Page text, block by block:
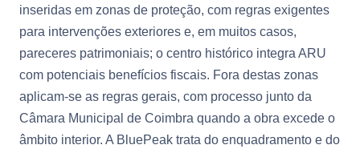
inseridas em zonas de proteção, com regras exigentes
para intervenções exteriores e, em muitos casos,
pareceres patrimoniais; o centro histórico integra ARU
com potenciais benefícios fiscais. Fora destas zonas
aplicam-se as regras gerais, com processo junto da
Câmara Municipal de Coimbra quando a obra excede o
âmbito interior. A BluePeak trata do enquadramento e do